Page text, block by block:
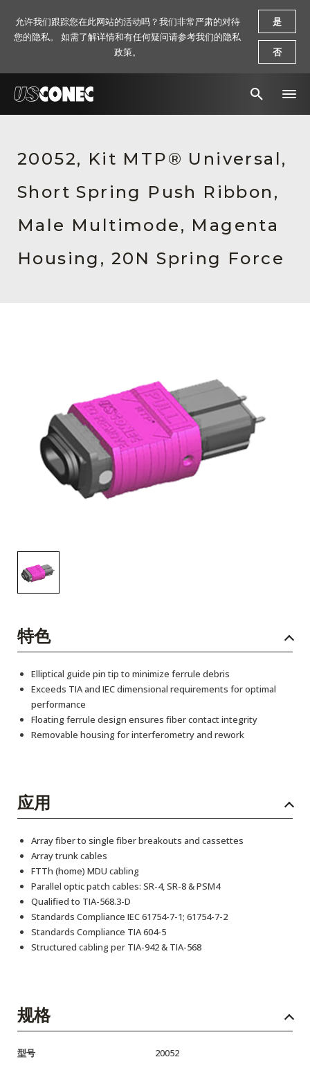
解决方案
产品
资源
关于我们
新闻稿
活动信息
20052, Kit MTP® Universal,
Short Spring Push Ribbon,
Male Multimode, Magenta
Housing, 20N Spring Force
特色
Elliptical guide pin tip to minimize ferrule debris
Exceeds TIA and IEC dimensional requirements for optimal
performance
Floating ferrule design ensures fiber contact integrity
Removable housing for interferometry and rework
应用
Array fiber to single fiber breakouts and cassettes
Array trunk cables
FTTh (home) MDU cabling
Parallel optic patch cables: SR-4, SR-8 & PSM4
Qualified to TIA-568.3-D
Standards Compliance IEC 61754-7-1; 61754-7-2
Standards Compliance TIA 604-5
Structured cabling per TIA-942 & TIA-568
规格
型号 20052
允许我们跟踪您在此网站的活动吗？我们非常严肃的对待
您的隐私。 如需了解详情和有任何疑问请参考我们的隐私
政策。
是
否